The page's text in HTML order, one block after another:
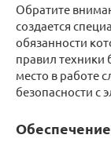
Обратите
создается
обязанности
правил техники
место в работе
безопасности с